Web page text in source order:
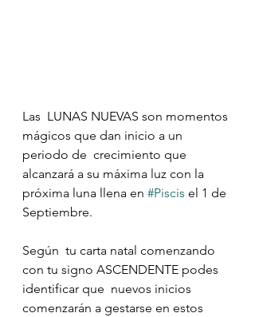
Las  LUNAS NUEVAS son momentos
mágicos que dan inicio a un
periodo de  crecimiento que
alcanzará a su máxima luz con la
próxima luna llena en #Piscis el 1 de
Septiembre.
Según  tu carta natal comenzando
con tu signo ASCENDENTE podes
identificar que  nuevos inicios
comenzarán a gestarse en estos